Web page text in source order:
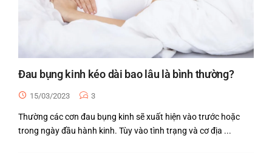
Đau bụng kinh kéo dài bao lâu là bình thường?
15/03/2023 3
Thường các cơn đau bụng kinh sẽ xuất hiện vào trước hoặc
trong ngày đầu hành kinh. Tùy vào tình trạng và cơ địa ...